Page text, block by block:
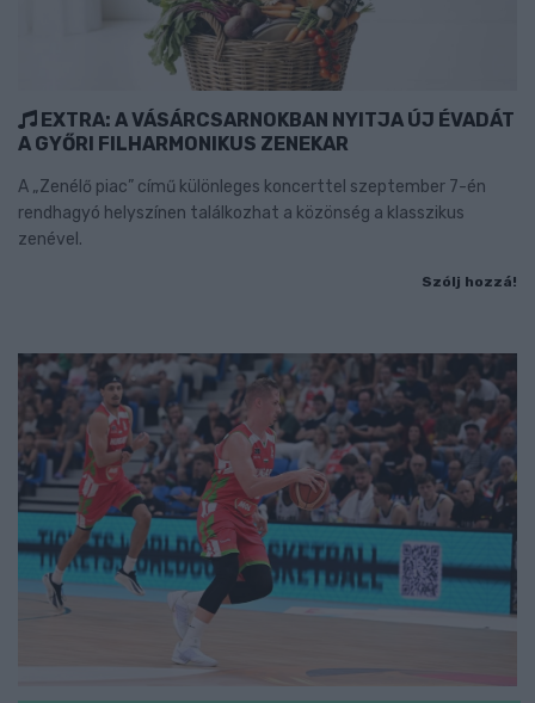
EXTRA: A VÁSÁRCSARNOKBAN NYITJA ÚJ ÉVADÁT
A GYŐRI FILHARMONIKUS ZENEKAR
A „Zenélő piac” című különleges koncerttel szeptember 7-én
rendhagyó helyszínen találkozhat a közönség a klasszikus
zenével.
Szólj hozzá!